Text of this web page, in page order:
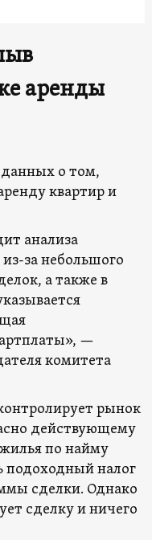
аренды
о том,
квартир и
анализа
за небольшого
а также в
—
комитета
рынок
действующему
жилья по найму
подоходный налог
сделки. Однако
сделку и ничего